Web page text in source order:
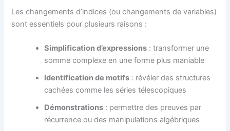
Les changements d’indices (ou changements de variables)
sont essentiels pour plusieurs raisons :
Simplification d’expressions : transformer une
somme complexe en une forme plus maniable
Identification de motifs : révéler des structures
cachées comme les séries télescopiques
Démonstrations : permettre des preuves par
récurrence ou des manipulations algébriques